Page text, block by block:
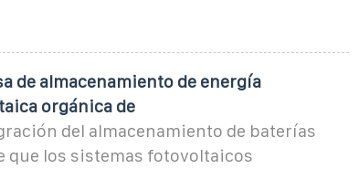
de almacenamiento de energía
orgánica de
del almacenamiento de baterías
que los sistemas fotovoltaicos